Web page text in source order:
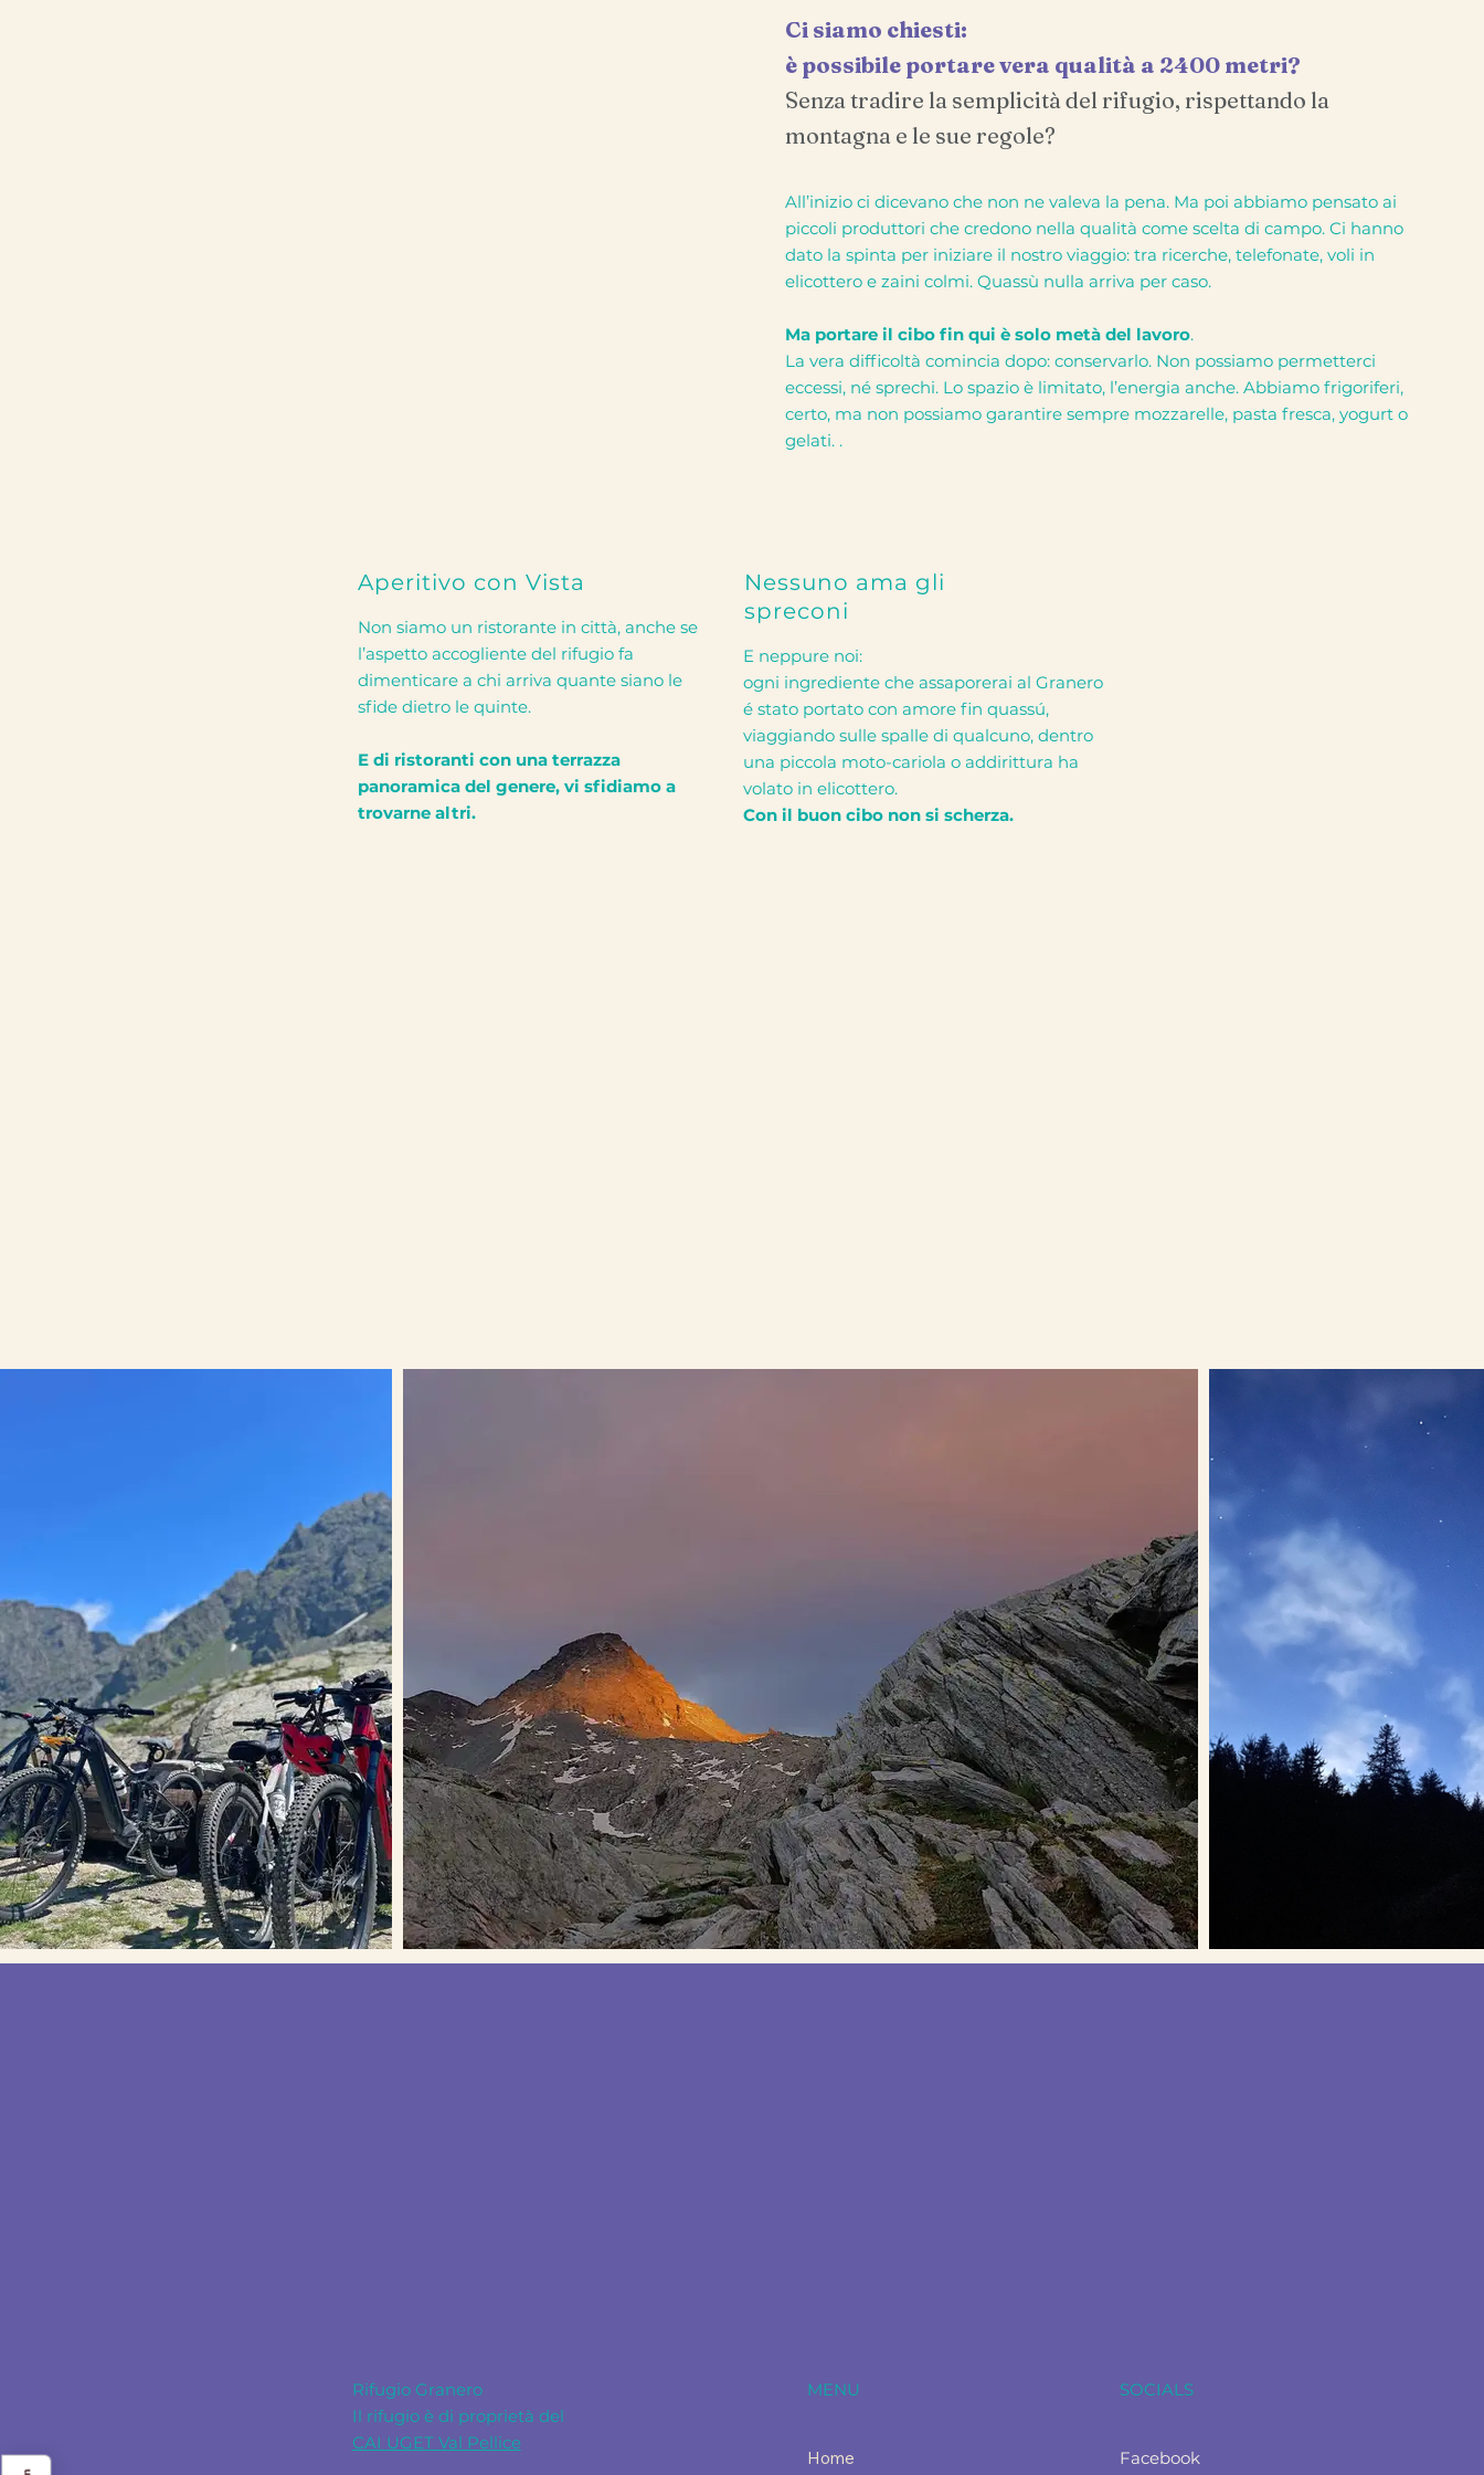
Ci siamo chiesti:
è possibile portare vera qualità a 2400 metri?
Senza tradire la semplicità del rifugio, rispettando la
montagna e le sue regole?
All’inizio ci dicevano che non ne valeva la pena. Ma poi abbiamo pensato ai
piccoli produttori che credono nella qualità come scelta di campo. Ci hanno
dato la spinta per iniziare il nostro viaggio: tra ricerche, telefonate, voli in
elicottero e zaini colmi. Quassù nulla arriva per caso.
Ma portare il cibo fin qui è solo metà del lavoro.
La vera difficoltà comincia dopo: conservarlo. Non possiamo permetterci
eccessi, né sprechi. Lo spazio è limitato, l’energia anche. Abbiamo frigoriferi,
certo, ma non possiamo garantire sempre mozzarelle, pasta fresca, yogurt o
gelati. .
Aperitivo con Vista
Non siamo un ristorante in città, anche se
l’aspetto accogliente del rifugio fa
dimenticare a chi arriva quante siano le
sfide dietro le quinte.
E di ristoranti con una terrazza
panoramica del genere, vi sfidiamo a
trovarne altri.
Nessuno ama gli
spreconi
E neppure noi:
ogni ingrediente che assaporerai al Granero
é stato portato con amore fin quassú,
viaggiando sulle spalle di qualcuno, dentro
una piccola moto-cariola o addirittura ha
volato in elicottero.
Con il buon cibo non si scherza.
Rifugio Granero
Il rifugio è di proprietà del
CAI UGET Val Pellice
SOCIALS
Facebook
MENU
Home